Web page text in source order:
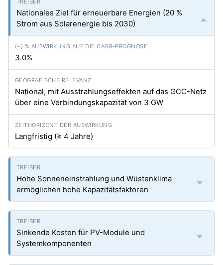
Nationales Ziel für erneuerbare Energien (20 %
Strom aus Solarenergie bis 2030)
3.0%
National, mit Ausstrahlungseffekten auf das GCC-Netz
über eine Verbindungskapazität von 3 GW
Langfristig (≥ 4 Jahre)
Hohe Sonneneinstrahlung und Wüstenklima
ermöglichen hohe Kapazitätsfaktoren
Sinkende Kosten für PV-Module und
Systemkomponenten